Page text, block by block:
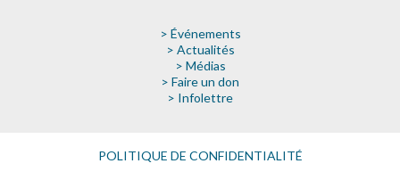
> Événements
> Actualités
> Médias
> Faire un don
> Infolettre
POLITIQUE DE CONFIDENTIALITÉ